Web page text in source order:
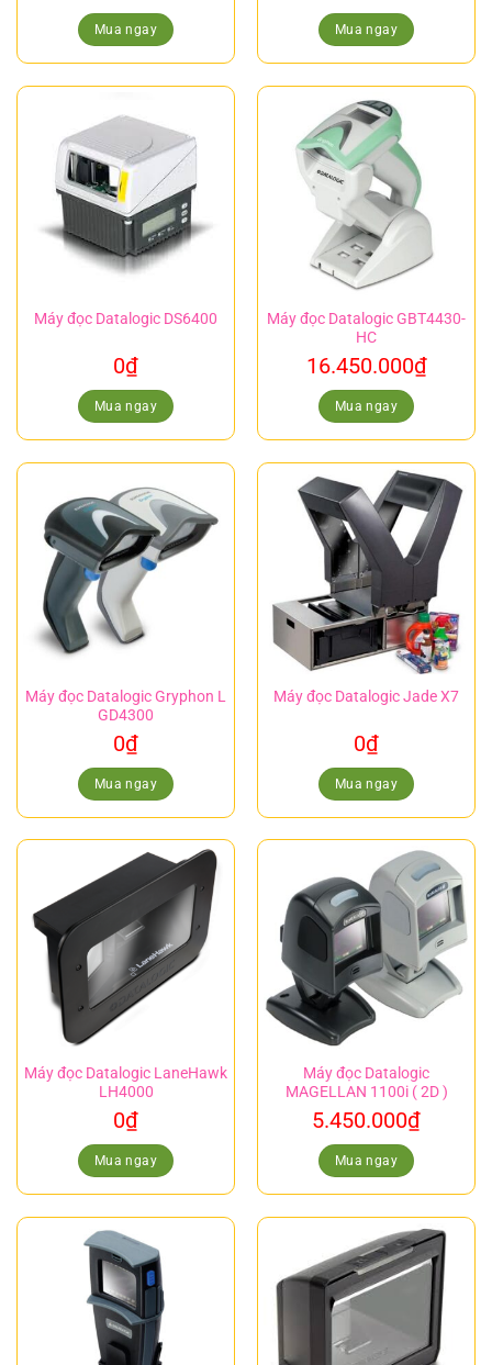
Mua ngay Mua ngay
Máy đọc Datalogic DS6400
0₫
Mua ngay
Máy đọc Datalogic GBT4430-
HC
16.450.000₫
Mua ngay
Máy đọc Datalogic Gryphon L
GD4300
0₫
Mua ngay
Máy đọc Datalogic Jade X7
0₫
Mua ngay
Máy đọc Datalogic LaneHawk
LH4000
0₫
Mua ngay
Máy đọc Datalogic
MAGELLAN 1100i ( 2D )
5.450.000₫
Mua ngay